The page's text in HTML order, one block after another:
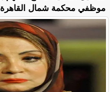
موظفي محكمة شمال القاهرة